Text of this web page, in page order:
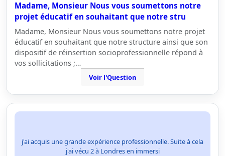
Madame, Monsieur Nous vous soumettons notre
projet éducatif en souhaitant que notre stru
Madame, Monsieur Nous vous soumettons notre projet
éducatif en souhaitant que notre structure ainsi que son
dispositif de réinsertion socioprofessionnelle répond à
vos sollicitations ;…
Voir l'Question
j'ai acquis une grande expérience professionnelle. Suite à cela
j'ai vécu 2 à Londres en immersi